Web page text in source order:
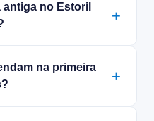
antiga no Estoril
na primeira